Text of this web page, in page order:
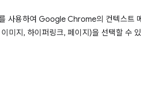
사용하여 Google Chrome의 컨텍스트
미지, 하이퍼링크, 페이지)을 선택할 수